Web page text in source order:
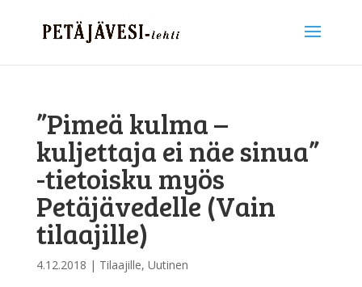
”Pimeä kulma –
kuljettaja ei näe sinua”
-tietoisku myös
Petäjävedelle (Vain
tilaajille)
4.12.2018 | Tilaajille, Uutinen